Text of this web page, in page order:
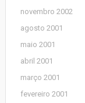
novembro 2002
agosto 2001
maio 2001
abril 2001
março 2001
fevereiro 2001